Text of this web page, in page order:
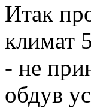
Итак
климат
- не
обдув